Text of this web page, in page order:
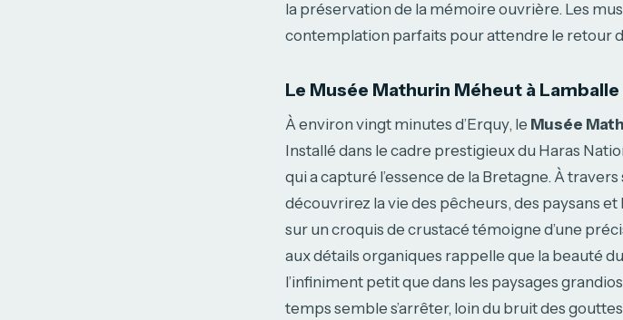
la préservation de la mémoire ouvrière. Les
contemplation parfaits pour attendre le retour
Le Musée Mathurin Méheut à Lamballe
À environ vingt minutes d’Erquy, le Musée
Installé dans le cadre prestigieux du Haras
qui a capturé l’essence de la Bretagne. À
découvrirez la vie des pêcheurs, des paysans
sur un croquis de crustacé témoigne d’une
aux détails organiques rappelle que la beauté
l’infiniment petit que dans les paysages
temps semble s’arrêter, loin du bruit des